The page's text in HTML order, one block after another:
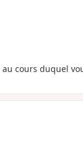
cours duquel